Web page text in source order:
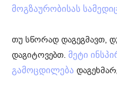
მოგზაურობისას
თუ სწორად დაგეგმავთ,
დაგიტოვებთ. მეტი
გამოცდილება